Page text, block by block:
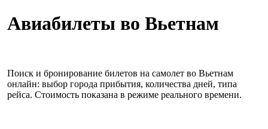
Авиабилеты во Вьетнам
Поиск и бронирование билетов на самолет во Вьетнам
онлайн: выбор города прибытия, количества дней, типа
рейса. Стоимость показана в режиме реального времени.